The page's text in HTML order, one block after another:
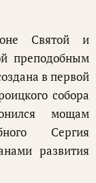
Святой и
преподобным
в первой
собора
мощам
Сергия
развития